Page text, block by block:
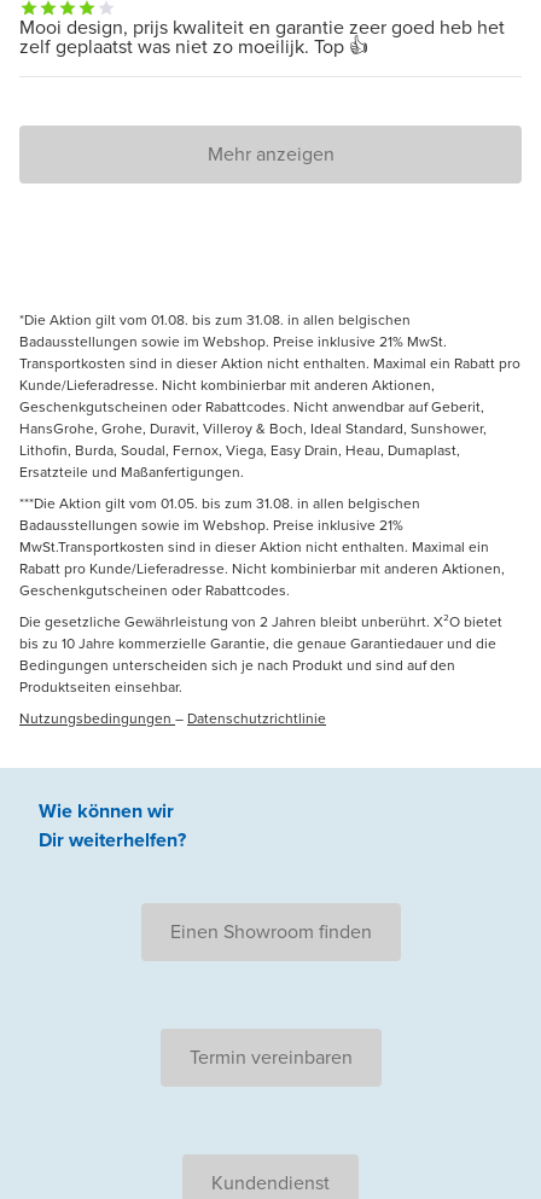
Mooi design, prijs kwaliteit en garantie zeer goed heb het
zelf geplaatst was niet zo moeilijk. Top 👍
Mehr anzeigen
*Die Aktion gilt vom 01.08. bis zum 31.08. in allen belgischen
Badausstellungen sowie im Webshop. Preise inklusive 21% MwSt.
Transportkosten sind in dieser Aktion nicht enthalten. Maximal ein Rabatt pro
Kunde/Lieferadresse. Nicht kombinierbar mit anderen Aktionen,
Geschenkgutscheinen oder Rabattcodes. Nicht anwendbar auf Geberit,
HansGrohe, Grohe, Duravit, Villeroy & Boch, Ideal Standard, Sunshower,
Lithofin, Burda, Soudal, Fernox, Viega, Easy Drain, Heau, Dumaplast,
Ersatzteile und Maßanfertigungen.
***Die Aktion gilt vom 01.05. bis zum 31.08. in allen belgischen
Badausstellungen sowie im Webshop. Preise inklusive 21%
MwSt.Transportkosten sind in dieser Aktion nicht enthalten. Maximal ein
Rabatt pro Kunde/Lieferadresse. Nicht kombinierbar mit anderen Aktionen,
Geschenkgutscheinen oder Rabattcodes.
Die gesetzliche Gewährleistung von 2 Jahren bleibt unberührt. X²O bietet
bis zu 10 Jahre kommerzielle Garantie, die genaue Garantiedauer und die
Bedingungen unterscheiden sich je nach Produkt und sind auf den
Produktseiten einsehbar.
Nutzungsbedingungen – Datenschutzrichtlinie
Wie können wir
Dir weiterhelfen?
Einen Showroom finden
Termin vereinbaren
Kundendienst